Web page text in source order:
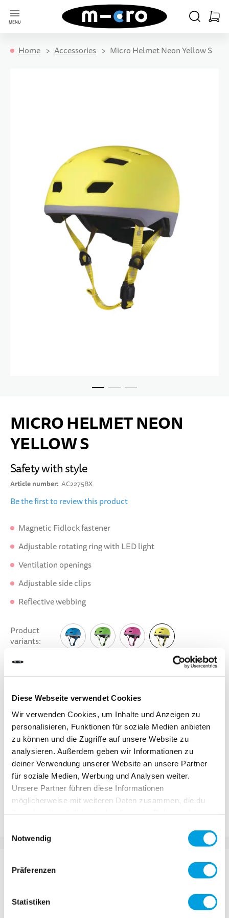
Diese Webseite verwendet Cookies
Wir verwenden Cookies, um Inhalte und Anzeigen zu
personalisieren, Funktionen für soziale Medien anbieten
zu können und die Zugriffe auf unsere Website zu
analysieren. Außerdem geben wir Informationen zu
deiner Verwendung unserer Website an unsere Partner
für soziale Medien, Werbung und Analysen weiter.
Unsere Partner führen diese Informationen
möglicherweise mit weiteren Daten zusammen, die du
Notwendig
Präferenzen
Statistiken
MENU
Go to Home Page
SEARCHCART
Home Accessories Micro Helmet Neon Yellow S
MICRO HELMET NEON
YELLOW S
Safety with style
Article number AC2275BX
Be the first to review this product
Magnetic Fidlock fastener
Adjustable rotating ring with LED light
Ventilation openings
Adjustable side clips
Reflective webbing
Product
variants
Order before 1pm today.
CHF 49.90
Incl. VAT, Excl. shipping
Add to Cart
Add to Wish List
Add to Compare
Maximum protection and stylish design: the Micro
Helmet Neon impresses with a lightweight PC shell